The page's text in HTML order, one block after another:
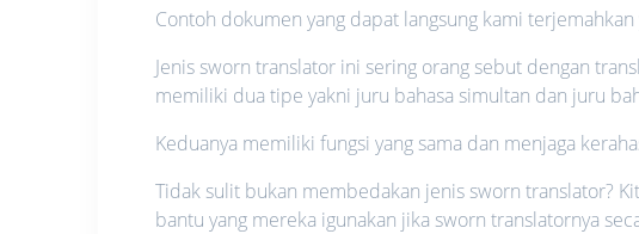
Contoh dokumen yang dapat langsung kami
Jenis sworn translator ini sering orang sebut dengan
memiliki dua tipe yakni juru bahasa simultan dan juru
Keduanya memiliki fungsi yang sama dan menjaga
Tidak sulit bukan membedakan jenis sworn translator?
bantu yang mereka igunakan jika sworn translatornya